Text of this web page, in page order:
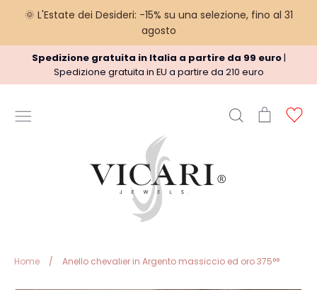
🌞 L'Estate dei Desideri: -15% su una selezione, fino al 31
agosto
contenuto
Spedizione gratuita in Italia a partire da 99 euro|
Spedizione gratuita in EU a partire da 210 euro
Cerca
Termini del Servizio
Informazioni sulle spedizioni
Privacy Policy
Carrello
Home / Anello chevalier in Argento massiccio ed oro 375°°